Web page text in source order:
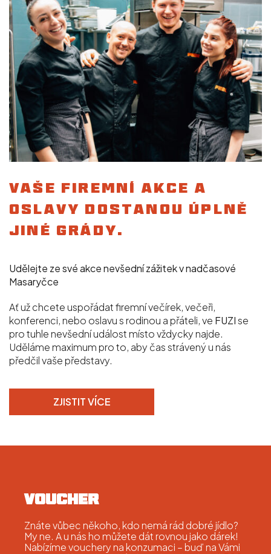
O NÁS
POLEDNÍ MENU
KONTAKT
VAŠE FIREMNÍ AKCE A
OSLAVY DOSTANOU ÚPLNĚ
JINÉ GRÁDY.
Udělejte ze své akce nevšední zážitek v nadčasové
Masaryčce
Ať už chcete uspořádat firemní večírek, večeři,
konferenci, nebo oslavu s rodinou a přáteli, ve FUZIse
pro tuhle nevšední událost místo vždycky najde.
Uděláme maximum pro to, aby čas strávený u nás
předčil vaše představy.
ZJISTIT VÍCE
VOUCHER
Znáte vůbec někoho, kdo nemá rád dobré jídlo?
My ne. A u nás ho můžete dát rovnou jako dárek!
Nabízíme vouchery na konzumaci – buď na Vámi